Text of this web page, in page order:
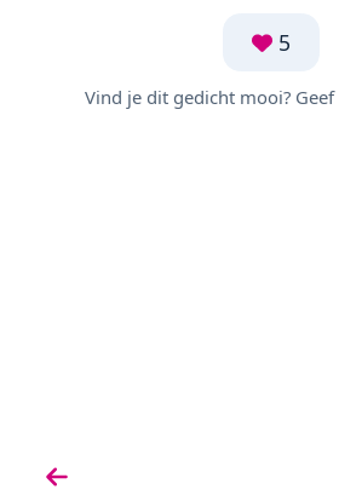
5
Vind je dit gedicht mooi?